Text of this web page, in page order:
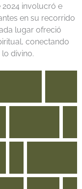
2024 involucró e
en su recorrido
lugar ofreció
conectando
divino.